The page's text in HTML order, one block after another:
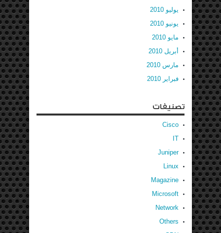
يوليو 2010
يونيو 2010
مايو 2010
أبريل 2010
مارس 2010
فبراير 2010
تصنيفات
Cisco
IT
Juniper
Linux
Magazine
Microsoft
Network
Others